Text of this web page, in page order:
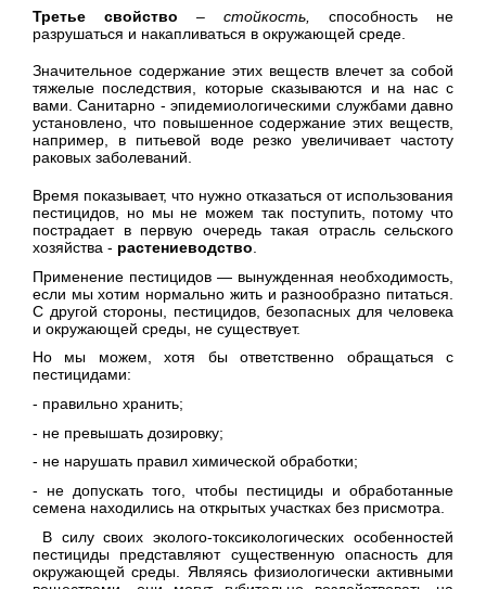
Третье свойство – стойкость,
способность не
разрушаться и накапливаться в окружающей среде.
Значительное содержание этих веществ влечет за собой
тяжелые последствия, которые сказываются и на нас с
вами. Санитарно - эпидемиологическими службами давно
установлено, что повышенное содержание этих веществ,
например, в питьевой воде резко увеличивает частоту
раковых заболеваний.
Время показывает, что нужно отказаться от использования
пестицидов, но мы не можем так поступить, потому что
пострадает в первую очередь такая отрасль сельского
хозяйства - растениеводство
Применение пестицидов — вынужденная необходимость,
если мы хотим нормально жить и разнообразно питаться.
С другой стороны, пестицидов, безопасных для человека
и окружающей среды, не существует.
Но мы можем, хотя бы ответственно обращаться с
пестицидами:
- правильно хранить;
- не превышать дозировку;
- не нарушать правил химической обработки;
- не допускать того, чтобы пестициды и обработанные
семена находились на открытых участках без присмотра.
В силу своих эколого-токсикологических особенностей
пестициды представляют существенную опасность для
окружающей среды. Являясь физиологически активными